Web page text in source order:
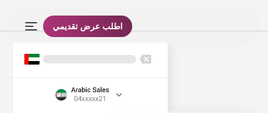
اطلب عرض تقديمي